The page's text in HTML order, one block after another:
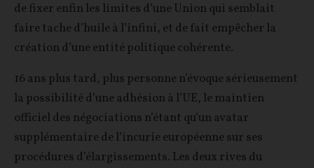
de fixer enfin les limites d’une Union qui semblait
faire tache d’huile à l’infini, et de fait empêcher la
création d’une entité politique cohérente.
16 ans plus tard, plus personne n’évoque sérieusement
la possibilité d’une adhésion à l’UE, le maintien
officiel des négociations n’étant qu’un avatar
supplémentaire de l’incurie européenne sur ses
procédures d’élargissements. Les deux rives du